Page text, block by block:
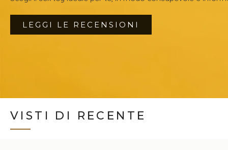
LEGGI LE RECENSIONI
VISTI DI RECENTE